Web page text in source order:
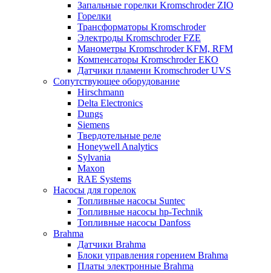
Запальные горелки Kromschroder ZIO
Горелки
Трансформаторы Kromschroder
Электроды Kromschroder FZE
Манометры Kromschroder KFM, RFM
Компенсаторы Kromschroder ЕКО
Датчики пламени Kromschroder UVS
Сопутствующее оборудование
Hirschmann
Delta Electronics
Dungs
Siemens
Твердотельные реле
Honeywell Analytics
Sylvania
Maxon
RAE Systems
Насосы для горелок
Топливные насосы Suntec
Топливные насосы hp-Technik
Топливные насосы Danfoss
Brahma
Датчики Brahma
Блоки управления горением Brahma
Платы электронные Brahma